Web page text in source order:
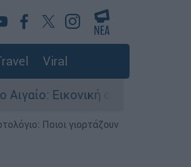
Viral
Εικονική αερομαχία ανάμεσα
Ποιοι γιορτάζουν